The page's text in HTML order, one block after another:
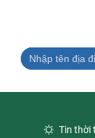
Tin thời